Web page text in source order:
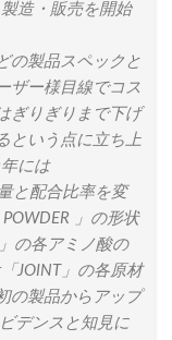
造・販売を開始
の製品スペックと
ザー様目線でコス
ぎりぎりまで下げ
という点に立ち上
には
と配合比率を変
POWDER 」の形状
の各アミノ酸の
JOINT」の各原材
の製品からアップ
デンスと知見に